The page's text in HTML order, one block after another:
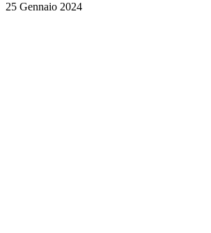
25 Gennaio 2024